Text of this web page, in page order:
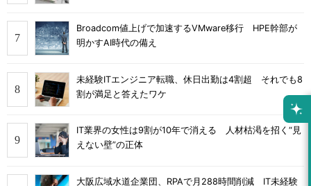
Broadcom値上げで加速するVMware移行 HPE幹部が
明かすAI時代の備え
未経験ITエンジニア転職、休日出勤は4割超 それでも8
割が満足と答えたワケ
IT業界の女性は9割が10年で消える 人材枯渇を招く“見
えない壁”の正体
大阪広域水道企業団、RPAで月288時間削減 IT未経験